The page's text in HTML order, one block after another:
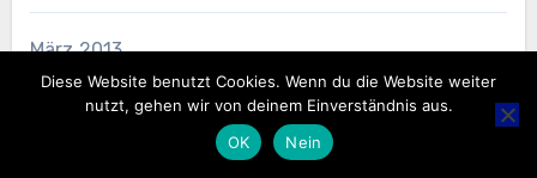
März 2013
Februar 2013
Diese Website benutzt Cookies. Wenn du die Website weiter
nutzt, gehen wir von deinem Einverständnis aus.
OK
Nein